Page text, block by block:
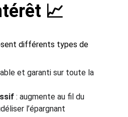
📈
différents types de
et garanti sur toute la
: augmente au fil du
l’épargnant